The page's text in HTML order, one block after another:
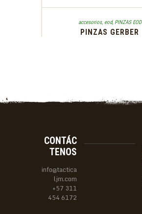
accesorios, eod, PINZAS EOD
PINZAS GERBER
CONTÁC
TENOS
info@tactica
ljm.com
+57 311
454 6172